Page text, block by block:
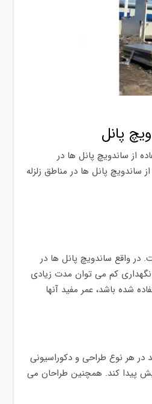
پانل
از ساندویچ پانل ها در
ساندویچ پانل ها در مناطق زلزله
در واقع ساندویچ پانل ها در
نگهداری کم می توان مدت زیادی
شده باشد، عمر مفید آنها
در هر نوع طراحی و دکوراسیونی
پیدا کند. همچنین طراحان می